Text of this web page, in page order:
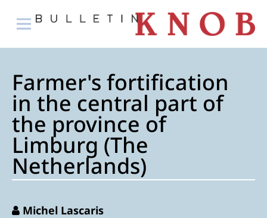
Farmer's fortification
in the central part of
the province of
Limburg (The
Netherlands)
Michel Lascaris